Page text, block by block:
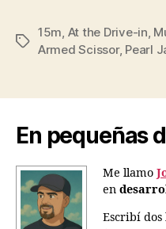
Etiquetas
15m At the Drive-in
Armed Scissor, Pearl
En pequeñas
Me llamo
en
Escribí